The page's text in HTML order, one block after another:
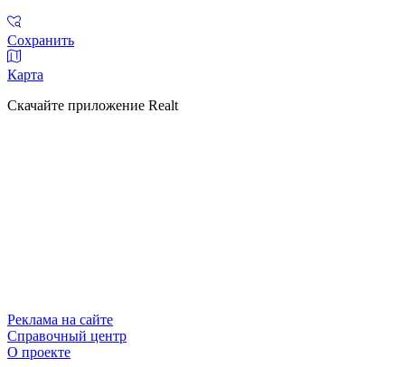
Сохранить
Карта
Скачайте приложение Realt
Реклама на сайте
Справочный центр
О проекте